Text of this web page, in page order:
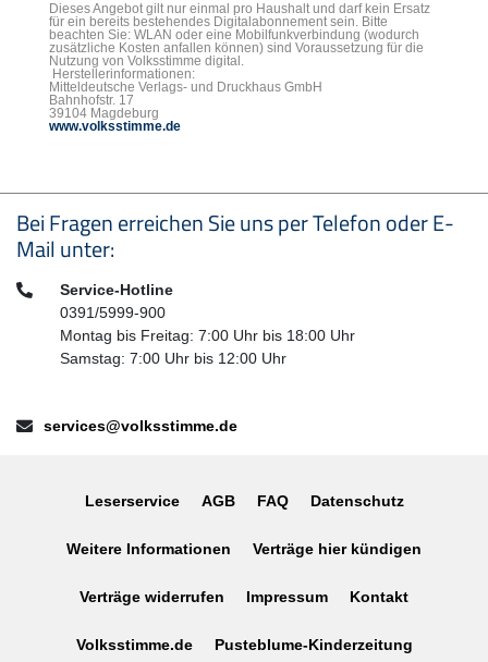
Dieses Angebot gilt nur einmal pro Haushalt und darf kein Ersatz
für ein bereits bestehendes Digitalabonnement sein. Bitte
beachten Sie: WLAN oder eine Mobilfunkverbindung (wodurch
zusätzliche Kosten anfallen können) sind Voraussetzung für die
Nutzung von Volksstimme digital.
Herstellerinformationen:
Mitteldeutsche Verlags- und Druckhaus GmbH
Bahnhofstr. 17
39104 Magdeburg
www.volksstimme.de
Seitenfußbereich
Bei Fragen erreichen Sie uns per Telefon oder E-
Mail unter:
Telefon:Service-Hotline
0391/5999-900
Montag bis Freitag: 7:00 Uhr bis 18:00 Uhr
Samstag: 7:00 Uhr bis 12:00 Uhr
E-Mail:services@volksstimme.de
Leserservice AGB FAQ Datenschutz
Weitere Informationen Verträge hier kündigen
Verträge widerrufen Impressum Kontakt
Volksstimme.de Pusteblume-Kinderzeitung